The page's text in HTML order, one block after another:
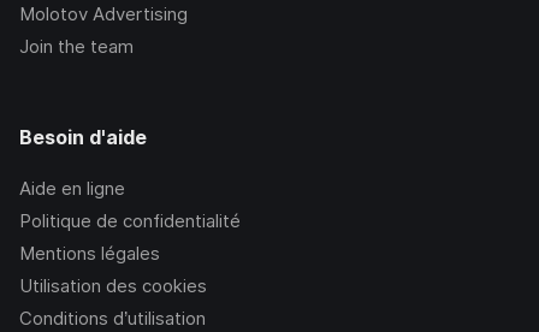
Molotov Advertising
Join the team
Besoin d'aide
Aide en ligne
Politique de confidentialité
Mentions légales
Utilisation des cookies
Conditions d’utilisation